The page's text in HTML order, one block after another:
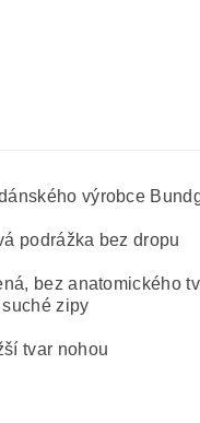
výrobce
podrážka bez dropu
bez anatomického
zipy
tvar nohou